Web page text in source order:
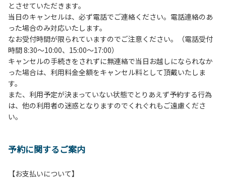
予約いただいた方のみで、連泊の方を除き、正午からです。
基本的に、テント1張りにつき1区画の予約をお願いします。
管理棟にてチェックインの手続きを行ってください。午後3
時前にお越しの方は、午後3時になりましたら管理棟にて手
続きを行ってください。午後5時過ぎにお越しの方は、翌朝
手続きを行ってください。
４、車両は、荷物の積み下ろし時以外は、駐車場にとめてく
ださい。
５、チェックアウトは、午前10時まで（日帰り使用の場合は
午後5時まで）です。チェックインの手続きを行っていない
方や使用人数が増えた場合は、必ず手続きを行ってくださ
ら午前10時までの間にゴミステーションに出してください。
は、お持ち帰りをお願いします。
とさせていただきます。
当日のキャンセルは、必ず電話でご連絡ください。電話連絡のあ
った場合のみ対応いたします。
なお受付時間が限られていますのでご注意ください。（電話受付
時間 8:30～10:00、15:00～17:00）
キャンセルの手続きをされずに無連絡で当日お越しになられなか
った場合は、利用料金全額をキャンセル料として頂戴いたしま
す。
また、利用予定が決まっていない状態でとりあえず予約する行為
は、他の利用者の迷惑となりますのでくれぐれもご遠慮くださ
い。
予約に関するご案内
【お支払いについて】